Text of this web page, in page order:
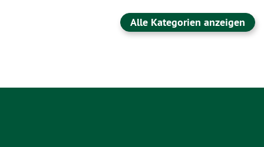
Alle Kategorien anzeigen